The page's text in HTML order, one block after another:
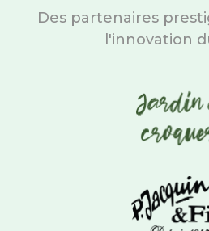
Des partenaires
l'innovation